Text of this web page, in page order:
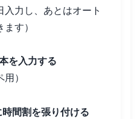
力し、あとはオート
す）
を入力する
）
間割を張り付ける